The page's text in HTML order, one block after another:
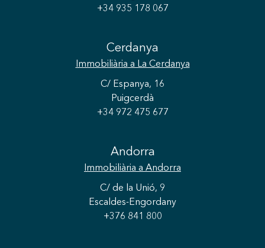
+34 935 178 067
Cerdanya
Immobiliària a La Cerdanya
C/ Espanya, 16
Puigcerdà
+34 972 475 677
Andorra
Immobiliària a Andorra
C/ de la Unió, 9
Escaldes-Engordany
+376 841 800